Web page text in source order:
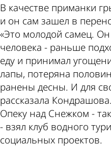
В качестве приманки
и он сам зашел в
«Это молодой самец.
человека - раньше
еду и принимал
лапы, потеряна
ранены десны. И для
рассказала Кондрашова.
Опеку над Снежком -
- взял клуб водного
социальных проектов.